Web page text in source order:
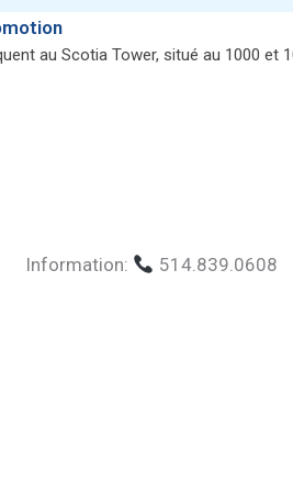
au Scotia Tower, situé au 1000
Information: 514.839.0608